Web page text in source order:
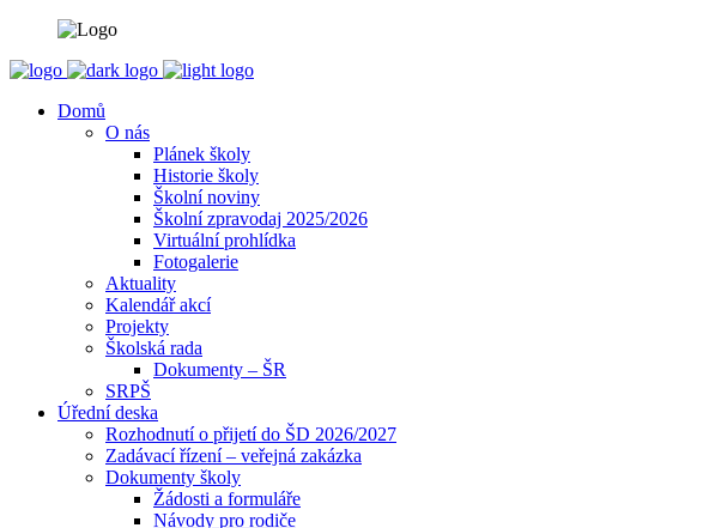
Domů
O nás
Plánek školy
Historie školy
Školní noviny
Školní zpravodaj 2025/2026
Virtuální prohlídka
Fotogalerie
Aktuality
Kalendář akcí
Projekty
Školská rada
Dokumenty – ŠR
SRPŠ
Úřední deska
Rozhodnutí o přijetí do ŠD 2026/2027
Zadávací řízení – veřejná zakázka
Dokumenty školy
Žádosti a formuláře
Návody pro rodiče